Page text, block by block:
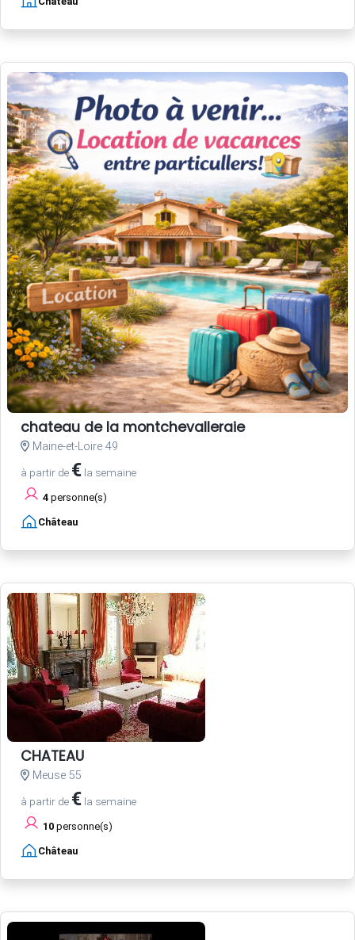
chateau de la montchevalleraie
Maine-et-Loire 49
à partir de € la semaine
4 personne(s)
Château
CHATEAU
Meuse 55
à partir de € la semaine
10 personne(s)
Château